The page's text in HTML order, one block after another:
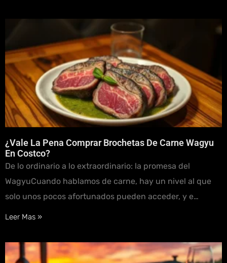
¿Vale La Pena Comprar Brochetas De Carne Wagyu
En Costco?
De lo ordinario a lo extraordinario: la promesa del
WagyuCuando hablamos de carne, hay un nivel al que
solo unos pocos afortunados pueden acceder, y e…
Leer Mas »